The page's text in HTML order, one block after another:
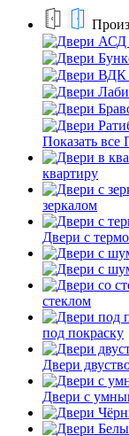
Показать все
квартиру
зеркалом
Двери с
стеклом
под покраску
Двери
Двери с